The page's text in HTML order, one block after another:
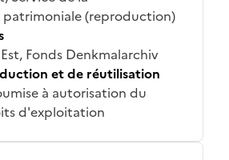
(reproduction)
Fonds Denkmalarchiv
et de réutilisation
à autorisation du
d'exploitation